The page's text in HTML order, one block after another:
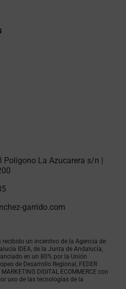
Polígono La Azucarera s/n |
garrido.com
recibido un incentivo de la Agencia de
IDEA, de la Junta de Andalucía,
en un 80% por la Unión
de Desarrollo Regional, FEDER
DIGITAL ECOMMERCE con
uso de las tecnologías de la